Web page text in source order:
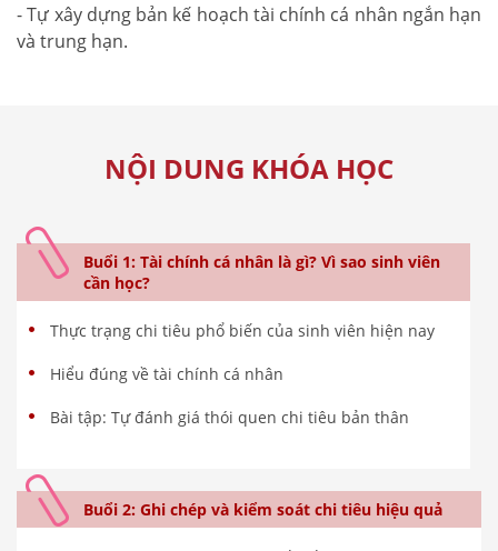
- Tự xây dựng bản kế hoạch tài chính cá nhân ngắn hạn
và trung hạn.
NỘI DUNG KHÓA HỌC
Buổi 1: Tài chính cá nhân là gì? Vì sao sinh viên
cần học?
Thực trạng chi tiêu phổ biến của sinh viên hiện nay
Hiểu đúng về tài chính cá nhân
Bài tập: Tự đánh giá thói quen chi tiêu bản thân
Buổi 2: Ghi chép và kiểm soát chi tiêu hiệu quả